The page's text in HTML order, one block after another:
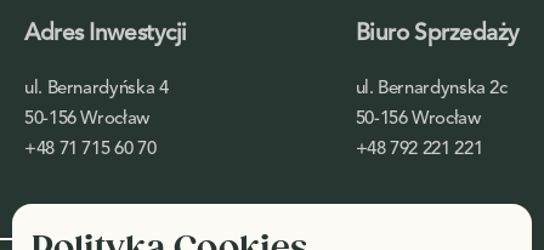
Adres Inwestycji
ul. Bernardyńska 4
50-156 Wrocław
+48 71 715 60 70
Biuro Sprzedaży
ul. Bernardynska 2c
50-156 Wrocław
+48 792 221 221